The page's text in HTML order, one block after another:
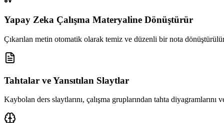
Yapay Zeka Çalışma Materyaline Dönüştürür
Çıkarılan metin otomatik olarak temiz ve düzenli bir nota
Tahtalar ve Yansıtılan Slaytlar
Kaybolan ders slaytlarını, çalışma gruplarından tahta